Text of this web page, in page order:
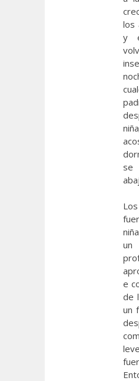
los
y
e
de
un